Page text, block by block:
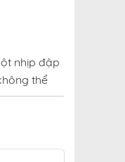
nhịp đập
thể
nhật